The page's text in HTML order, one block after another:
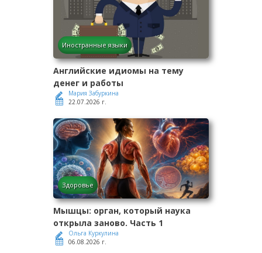
Иностранные языки
Английские идиомы на тему
денег и работы
Мария Забуркина
22.07.2026 г.
Здоровье
Мышцы: орган, который наука
открыла заново. Часть 1
Ольга Куркулина
06.08.2026 г.